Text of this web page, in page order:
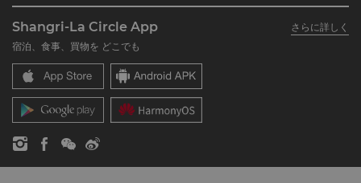
よくあるお問合せや質問
SLCに関するお問い合わせ
シャングリ・ラ ブランド
シャングリ・ラ センター
レジデンス
お問い合わせ
採用情報
企業の社会的責任
ニュース
Shangri-La Circle App
さらに詳しく
宿泊、食事、買物を どこでも